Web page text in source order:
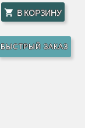
 В КОРЗИНУ
БЫСТРЫЙ ЗАКАЗ